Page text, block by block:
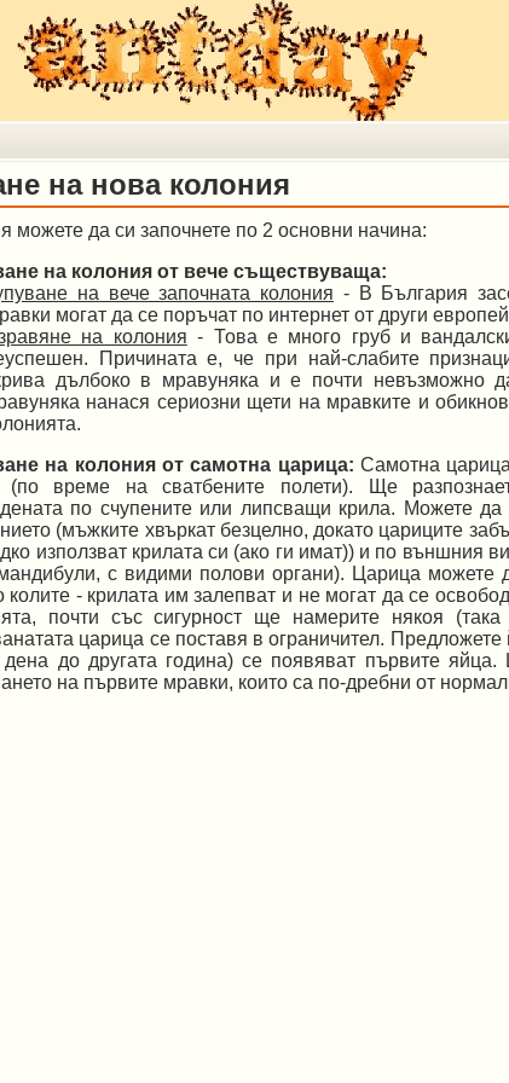
на нова колония
можете да си започнете по 2 основни начина:
на колония от вече съществуваща:
на вече започната колония - В България
могат да се поръчат по интернет от други
на колония - Това е много груб и
Причината е, че при най-слабите
дълбоко в мравуняка и е почти невъзможно
нанася сериозни щети на мравките и
на колония от самотна царица: Самотна
(по време на сватбените полети). Ще
по счупените или липсващи крила. Можете
(мъжките хвъркат безцелно, докато цариците
използват крилата си (ако ги имат)) и по външния
с видими полови органи). Царица можете
колите - крилата им залепват и не могат да се
почти със сигурност ще намерите някоя
царица се поставя в ограничител.
дена до другата година) се появяват първите
на първите мравки, които са по-дребни от